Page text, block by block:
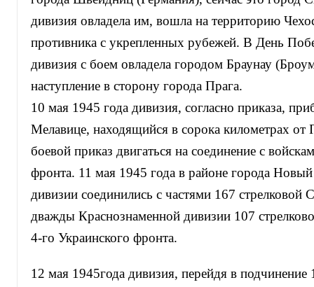
дивизия овладела им, вошла на территорию
противника с укрепленных рубежей. В День
дивизия с боем овладела городом Браунау
наступление в сторону города Прага.
10 мая 1945 года дивизия, согласно приказа,
Мелавице, находящийся в сорока километрах от
боевой приказ двигаться на соединение с
фронта. 11 мая 1945 года в районе города
дивизии соединились с частями 167 стрелковой
дважды Краснознаменной дивизии 107
4-го Украинского фронта.
12 мая 1945года дивизия, перейдя в подчинение